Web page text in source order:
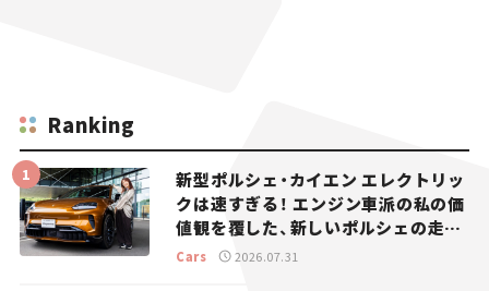
Ranking
新型ポルシェ・カイエン エレクトリッ
クは速すぎる！ エンジン車派の私の価
値観を覆した、新しいポルシェの走
り。
Cars 2026.07.31